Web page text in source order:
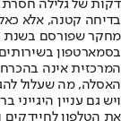
דקות של גלילה
בדיחה קטנה, אלא
המרכזית אינה
האסלה, מה שעלול
ויש גם עניין
את הטלפון לחיידקים